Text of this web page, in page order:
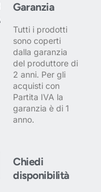
Garanzia
Tutti i prodotti
sono coperti
dalla garanzia
del produttore di
2 anni. Per gli
acquisti con
Partita IVA la
garanzia è di 1
anno.
Chiedi
disponibilità